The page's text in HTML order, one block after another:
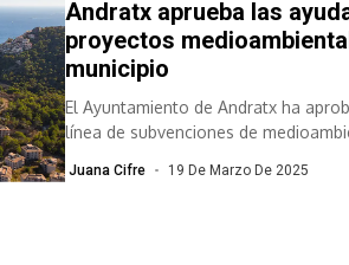
Andratx aprueba las
proyectos
municipio
El Ayuntamiento de Andratx ha
línea de subvenciones de
Juana Cifre 19 De Marzo De 2025